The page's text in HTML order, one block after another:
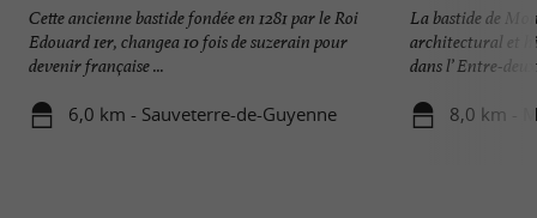
Cette ancienne bastide fondée en 1281 par le Roi
Edouard 1er, changea 10 fois de suzerain pour
devenir française ...
6,0 km - Sauveterre-de-Guyenne
La bastide de
architectural et
dans l’ Entre-
8,0 km -